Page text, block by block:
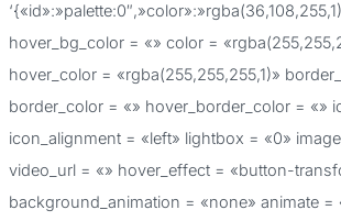
hover_bg_color = «» color =
hover_color = «rgba(255,255,255,1)»
border_color = «» hover_border_color = «»
icon_alignment = «left» lightbox = «0»
video_url = «» hover_effect = «button-
background_animation = «none» animate =